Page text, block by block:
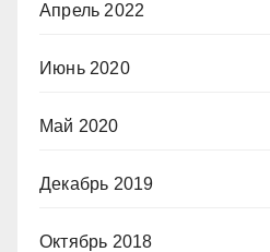
Апрель 2022
Июнь 2020
Май 2020
Декабрь 2019
Октябрь 2018